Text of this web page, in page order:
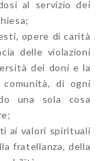
al servizio dei
opere di carità
delle violazioni
dei doni e la
di ogni
una sola cosa
ai valori spirituali
fratellanza, della